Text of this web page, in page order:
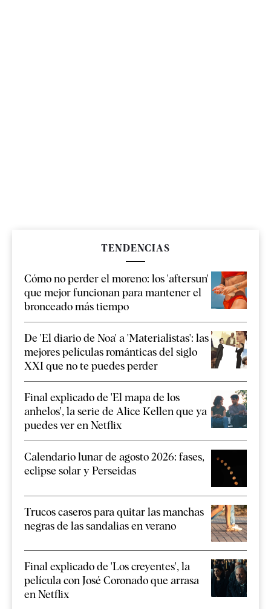
TENDENCIAS
Cómo no perder el moreno: los 'aftersun'
que mejor funcionan para mantener el
bronceado más tiempo
De 'El diario de Noa' a 'Materialistas': las
mejores películas románticas del siglo
XXI que no te puedes perder
Final explicado de 'El mapa de los
anhelos', la serie de Alice Kellen que ya
puedes ver en Netflix
Calendario lunar de agosto 2026: fases,
eclipse solar y Perseidas
Trucos caseros para quitar las manchas
negras de las sandalias en verano
Final explicado de 'Los creyentes', la
película con José Coronado que arrasa
en Netflix